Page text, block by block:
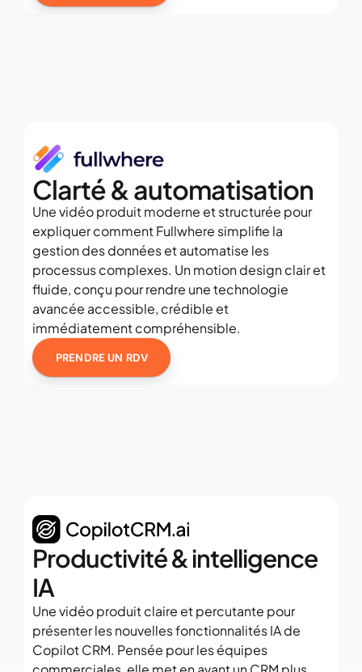
Clarté & automatisation
Une vidéo produit moderne et structurée pour
expliquer comment Fullwhere simplifie la
gestion des données et automatise les
processus complexes. Un motion design clair et
fluide, conçu pour rendre une technologie
avancée accessible, crédible et
immédiatement compréhensible.
PRENDRE UN RDV
Productivité & intelligence
IA
Une vidéo produit claire et percutante pour
présenter les nouvelles fonctionnalités IA de
Copilot CRM. Pensée pour les équipes